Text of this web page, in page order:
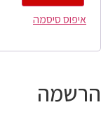
איפוס סיסמה
הרשמה